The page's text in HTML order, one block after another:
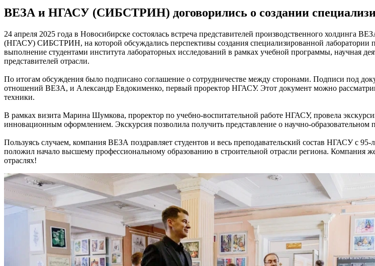
ВЕЗА и НГАСУ (СИБСТРИН) договорились о создании
24 апреля 2025 года в Новосибирске состоялась встреча представителей производственного холдинга
(НГАСУ) СИБСТРИН, на которой обсуждались перспективы создания специализированной лаборатории
выполнение студентами института лабораторных исследований в рамках учебной программы, научная
представителей отрасли.
По итогам обсуждения было подписано соглашение о сотрудничестве между сторонами. Подписи под
отношений ВЕЗА, и Александр Евдокименко, первый проректор НГАСУ. Этот документ можно
техники.
В рамках визита Марина Шумкова, проректор по учебно-воспитательной работе НГАСУ, провела
инновационным оформлением. Экскурсия позволила получить представление о научно-образовательном
Пользуясь случаем, компания ВЕЗА поздравляет студентов и весь преподавательский состав НГАСУ с
положил начало высшему профессиональному образованию в строительной отрасли региона. Компания
отраслях!